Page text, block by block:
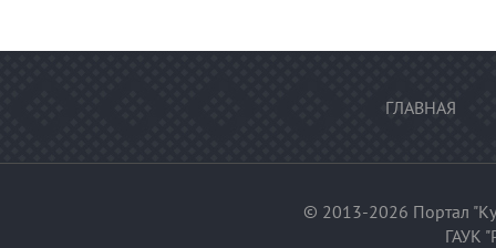
ГЛАВНАЯ
© 2013-2026 Портал
ГАУК